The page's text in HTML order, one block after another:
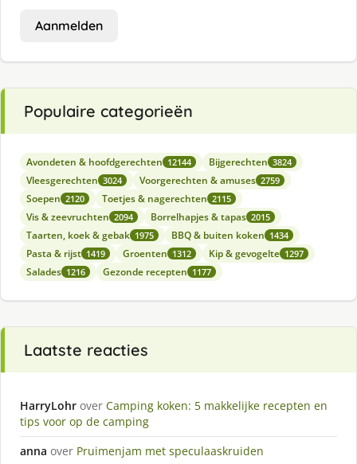
Aanmelden
Populaire categorieën
Avondeten & hoofdgerechten 12144 Bijgerechten 3824
Vleesgerechten 3024 Voorgerechten & amuses 2759
Soepen 2120 Toetjes & nagerechten 2115
Vis & zeevruchten 2094 Borrelhapjes & tapas 2015
Taarten, koek & gebak 1975 BBQ & buiten koken 1434
Pasta & rijst 1419 Groenten 1312 Kip & gevogelte 1297
Salades 1216 Gezonde recepten 1177
Laatste reacties
HarryLohr over Camping koken: 5 makkelijke recepten en
tips voor op de camping
anna over Pruimenjam met speculaaskruiden